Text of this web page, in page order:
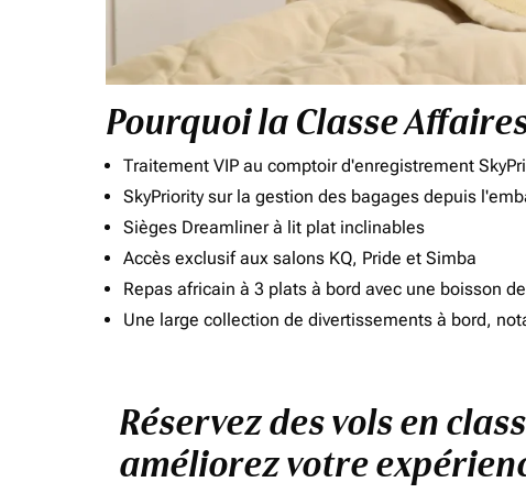
Pourquoi la Classe
Traitement VIP au comptoir d'enregistrement
SkyPriority sur la gestion des bagages depuis
Sièges Dreamliner à lit plat inclinables
Accès exclusif aux salons KQ, Pride et Simba
Repas africain à 3 plats à bord avec une boisson
Une large collection de divertissements à bord,
Réservez des vols en
améliorez votre